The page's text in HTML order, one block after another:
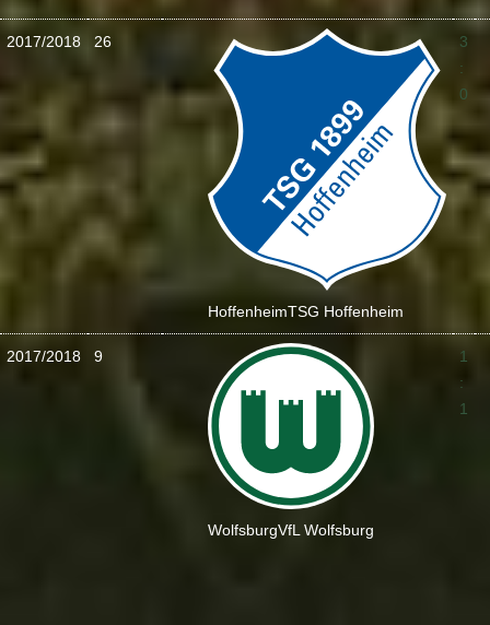
2017/2018 26
HoffenheimTSG Hoffenheim
3
:
0
2017/2018 9
WolfsburgVfL Wolfsburg
1
:
1